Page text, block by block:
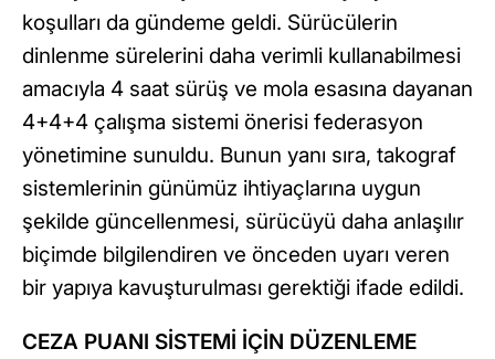
koşulları da gündeme geldi. Sürücülerin
dinlenme sürelerini daha verimli kullanabilmesi
amacıyla 4 saat sürüş ve mola esasına dayanan
4+4+4 çalışma sistemi önerisi federasyon
yönetimine sunuldu. Bunun yanı sıra, takograf
sistemlerinin günümüz ihtiyaçlarına uygun
şekilde güncellenmesi, sürücüyü daha anlaşılır
biçimde bilgilendiren ve önceden uyarı veren
bir yapıya kavuşturulması gerektiği ifade edildi.
CEZA PUANI SİSTEMİ İÇİN DÜZENLEME